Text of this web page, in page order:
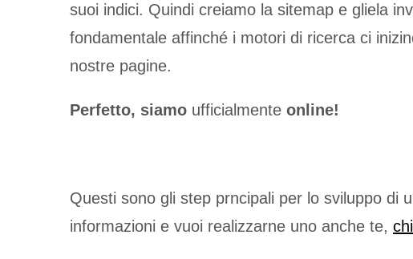
suoi indici. Quindi creiamo la sitemap e gliela
fondamentale affinché i motori di ricerca ci
nostre pagine.
Perfetto, siamo ufficialmente online!
Questi sono gli step prncipali per lo sviluppo di
informazioni e vuoi realizzarne uno anche te,